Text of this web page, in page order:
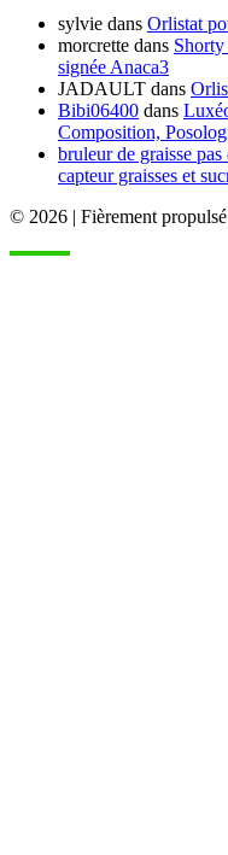
sylvie dans Orlistat
morcrette dans
signée Anaca3
JADAULT dans
Bibi06400 dans
Composition,
bruleur de graisse
capteur graisses et
© 2026 | Fièrement